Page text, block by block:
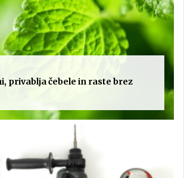
privablja čebele in raste brez